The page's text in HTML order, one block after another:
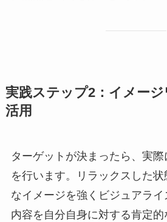
実践ステップ2：イメー
活用
ターゲットが決まったら、実
を行います。リラックスした
なイメージを強くビジュアラ
内容を自分自身に対する肯定